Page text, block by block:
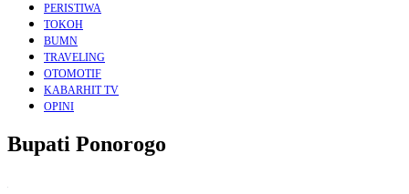
PERISTIWA
TOKOH
BUMN
TRAVELING
OTOMOTIF
KABARHIT TV
OPINI
Bupati Ponorogo